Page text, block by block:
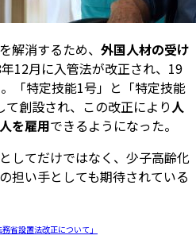
解消するため、 外国人材の受け
12月に入管法が改正され、19
「特定技能1号」と「特定技能
創設され、この改正により人
を雇用できるようになった。
してだけではなく、少子高齢化
担い手としても期待されている
省設置法改正について」